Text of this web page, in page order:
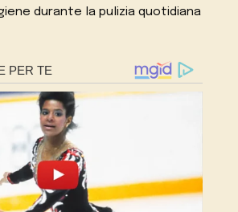
durante la pulizia quotidiana